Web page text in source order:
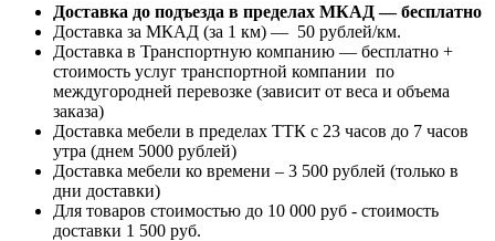
Доставка до подъезда в пределах МКАД — бесплатно
Доставка за МКАД (за 1 км) — 50 рублей/км.
Доставка в Транспортную компанию — бесплатно +
стоимость услуг транспортной компании по
междугородней перевозке (зависит от веса и объема
заказа)
Доставка мебели в пределах ТТК с 23 часов до 7 часов
утра (днем 5000 рублей)
Доставка мебели ко времени – 3 500 рублей (только в
дни доставки)
Для товаров стоимостью до 10 000 руб - стоимость
доставки 1 500 руб.